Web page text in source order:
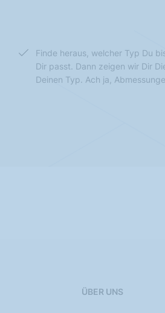
Finde heraus, welcher Typ Du
Dir passt. Dann zeigen wir Dir
Deinen Typ. Ach ja,
ÜBER UNS